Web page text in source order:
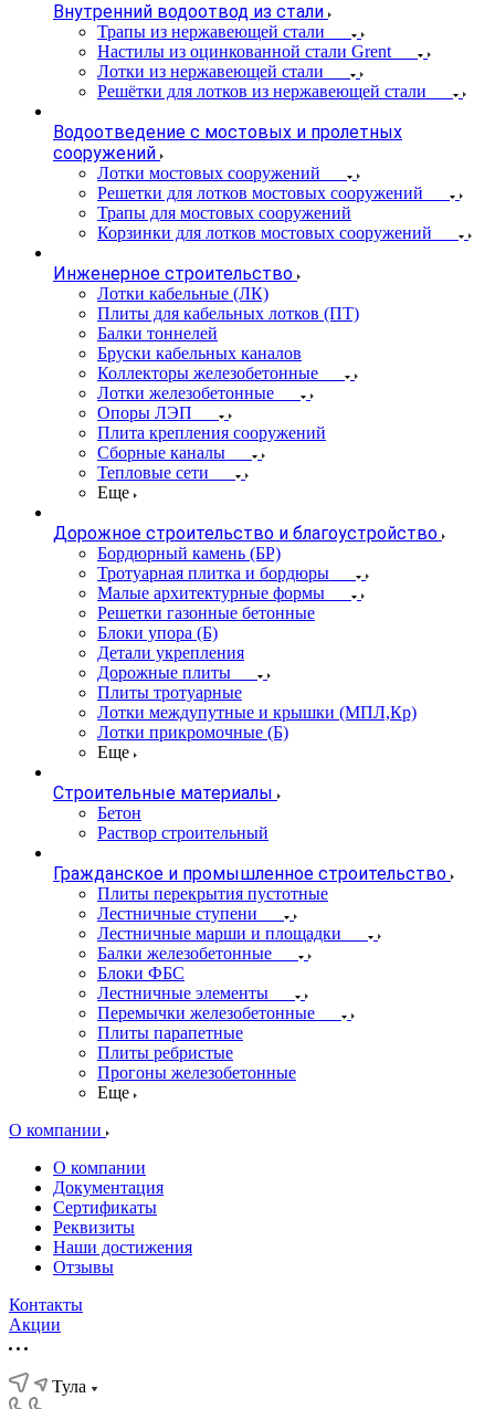
Внутренний водоотвод из стали
Трапы из нержавеющей стали
Настилы из оцинкованной стали Grent
Лотки из нержавеющей стали
Решётки для лотков из нержавеющей стали
Водоотведение с мостовых и пролетных
сооружений
Лотки мостовых сооружений
Решетки для лотков мостовых сооружений
Трапы для мостовых сооружений
Корзинки для лотков мостовых сооружений
Инженерное строительство
Лотки кабельные (ЛК)
Плиты для кабельных лотков (ПТ)
Балки тоннелей
Бруски кабельных каналов
Коллекторы железобетонные
Лотки железобетонные
Опоры ЛЭП
Плита крепления сооружений
Сборные каналы
Тепловые сети
Еще
Дорожное строительство и благоустройство
Бордюрный камень (БР)
Тротуарная плитка и бордюры
Малые архитектурные формы
Решетки газонные бетонные
Блоки упора (Б)
Детали укрепления
Дорожные плиты
Плиты тротуарные
Лотки междупутные и крышки (МПЛ,Кр)
Лотки прикромочные (Б)
Еще
Строительные материалы
Бетон
Раствор строительный
Гражданское и промышленное строительство
Плиты перекрытия пустотные
Лестничные ступени
Лестничные марши и площадки
Балки железобетонные
Блоки ФБС
Лестничные элементы
Перемычки железобетонные
Плиты парапетные
Плиты ребристые
Прогоны железобетонные
Еще
О компании
О компании
Документация
Сертификаты
Реквизиты
Наши достижения
Отзывы
Контакты
Акции
Тула